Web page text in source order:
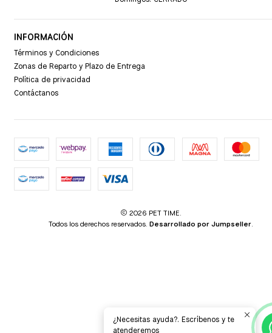
INFORMACIÓN
Términos y Condiciones
Zonas de Reparto y Plazo de Entrega
Política de privacidad
Contáctanos
2026 PET TIME.
Todos los derechos reservados. Desarrollado por Jumpseller.
¿Necesitas ayuda?. Escríbenos y te
atenderemos